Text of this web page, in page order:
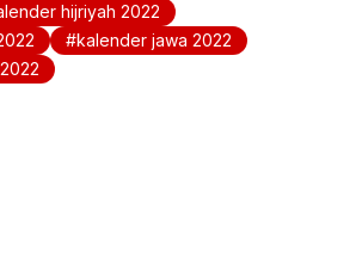
hijriyah 2022
kalender jawa 2022